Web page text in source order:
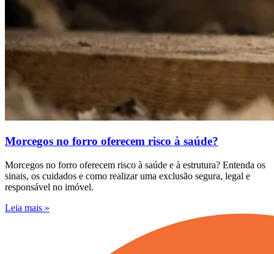
Morcegos no forro oferecem risco à saúde?
Morcegos no forro oferecem risco à saúde e à estrutura? Entenda os
sinais, os cuidados e como realizar uma exclusão segura, legal e
responsável no imóvel.
Leia mais »